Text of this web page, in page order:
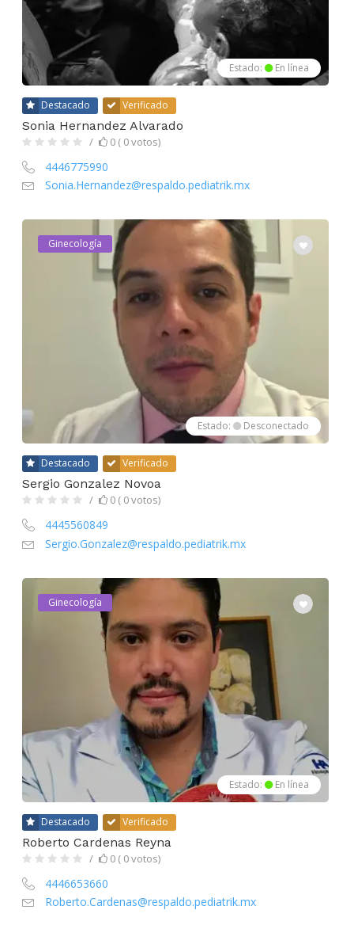
Estado: En línea
Destacado Verificado
Sonia Hernandez Alvarado
0 ( 0 votos)
4446775990
Sonia.Hernandez@respaldo.pediatrik.mx
Ginecología
Estado: Desconectado
Destacado Verificado
Sergio Gonzalez Novoa
0 ( 0 votos)
4445560849
Sergio.Gonzalez@respaldo.pediatrik.mx
Ginecología
Estado: En línea
Destacado Verificado
Roberto Cardenas Reyna
0 ( 0 votos)
4446653660
Roberto.Cardenas@respaldo.pediatrik.mx